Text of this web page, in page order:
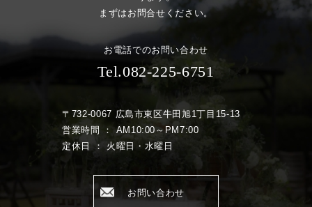
まずはお問合せください。
お電話でのお問い合わせ
Tel.082-225-6751
〒732-0067 広島市東区牛田旭1丁目15-13
営業時間 ： AM10:00～PM7:00
定休日 ： 火曜日・水曜日
お問い合わせ